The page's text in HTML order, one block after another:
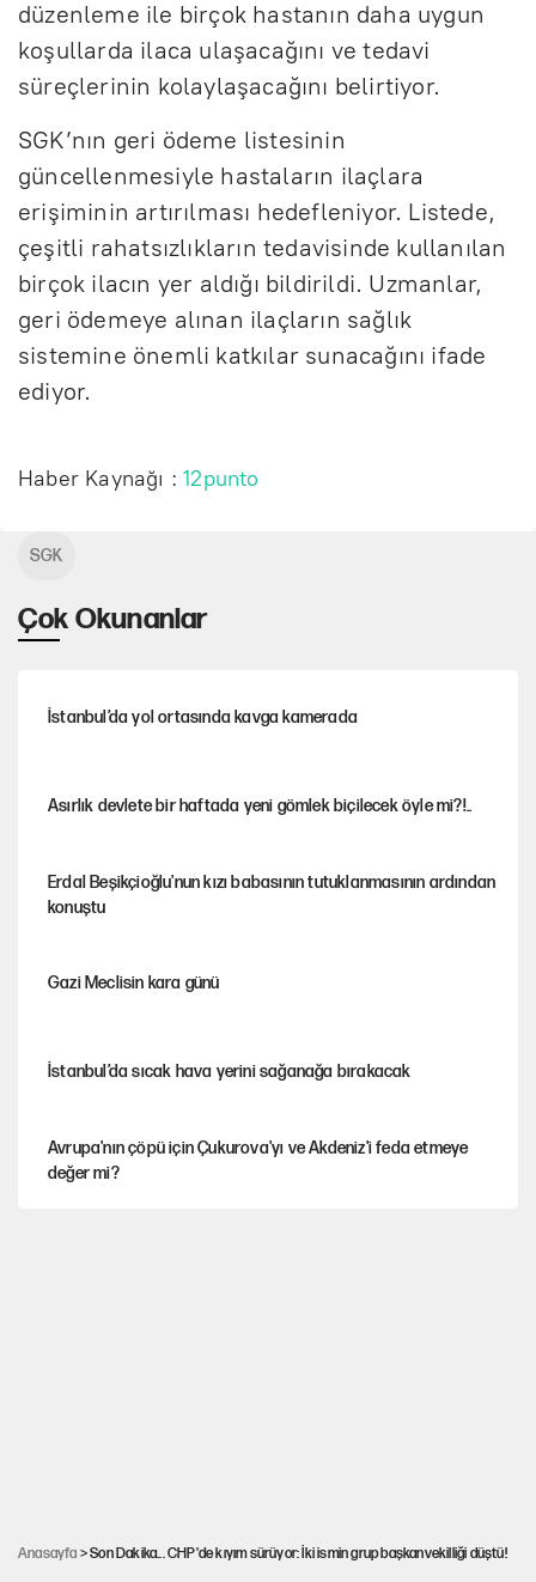
düzenleme ile birçok hastanın daha uygun
koşullarda ilaca ulaşacağını ve tedavi
süreçlerinin kolaylaşacağını belirtiyor.
SGK’nın geri ödeme listesinin
güncellenmesiyle hastaların ilaçlara
erişiminin artırılması hedefleniyor. Listede,
çeşitli rahatsızlıkların tedavisinde kullanılan
birçok ilacın yer aldığı bildirildi. Uzmanlar,
geri ödemeye alınan ilaçların sağlık
sistemine önemli katkılar sunacağını ifade
ediyor.
Haber Kaynağı :12punto
Çok Okunanlar
İstanbul’da yol ortasında kavga kamerada
Asırlık devlete bir haftada yeni gömlek biçilecek öyle mi?!..
Erdal Beşikçioğlu'nun kızı babasının tutuklanmasının ardından
konuştu
Gazi Meclisin kara günü
İstanbul’da sıcak hava yerini sağanağa bırakacak
Avrupa'nın çöpü için Çukurova'yı ve Akdeniz'i feda etmeye
değer mi?
SGK
Anasayfa > Son Dakika... CHP'de kıyım sürüyor: İki ismin grup başkanvekilliği düştü!